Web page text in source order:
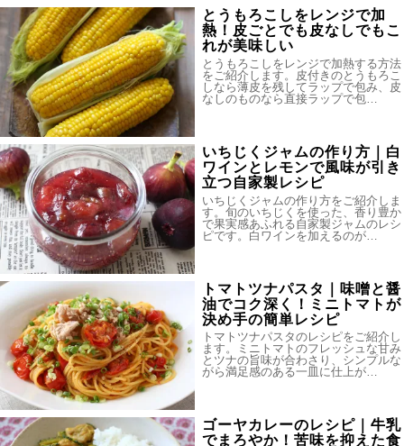
とうもろこしをレンジで加
熱！皮ごとでも皮なしでもこ
れが美味しい
とうもろこしをレンジで加熱する方法
をご紹介します。皮付きのとうもろこ
しなら薄皮を残してラップで包み、皮
なしのものなら直接ラップで包…
いちじくジャムの作り方｜白
ワインとレモンで風味が引き
立つ自家製レシピ
いちじくジャムの作り方をご紹介しま
す。旬のいちじくを使った、香り豊か
で果実感あふれる自家製ジャムのレシ
ピです。白ワインを加えるのが…
トマトツナパスタ｜味噌と醤
油でコク深く！ミニトマトが
決め手の簡単レシピ
トマトツナパスタのレシピをご紹介し
ます。ミニトマトのフレッシュな甘み
とツナの旨味が合わさり、シンプルな
がら満足感のある一皿に仕上が…
ゴーヤカレーのレシピ｜牛乳
でまろやか！苦味を抑えた食